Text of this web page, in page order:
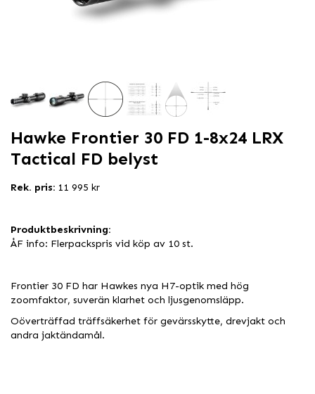
Hawke Frontier 30 FD 1-8x24 LRX
Tactical FD belyst
Rek. pris: 11 995 kr
Produktbeskrivning:
ÅF info: Flerpackspris vid köp av 10 st.
Frontier 30 FD har Hawkes nya H7-optik med hög
zoomfaktor, suverän klarhet och ljusgenomsläpp.
Oöverträffad träffsäkerhet för gevärsskytte, drevjakt och
andra jaktändamål.